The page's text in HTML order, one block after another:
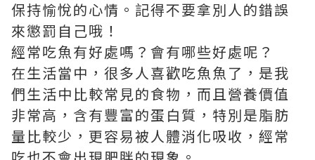
保持愉悅的心情。記得不要拿別人的錯誤
來懲罰自己哦！
經常吃魚有好處嗎？會有哪些好處呢？
在生活當中，很多人喜歡吃魚魚了，是我
們生活中比較常見的食物，而且營養價值
非常高，含有豐富的蛋白質，特別是脂肪
量比較少，更容易被人體消化吸收，經常